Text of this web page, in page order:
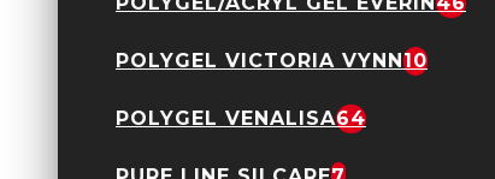
POLYGEL VICTORIA VYNN10
POLYGEL VENALISA64